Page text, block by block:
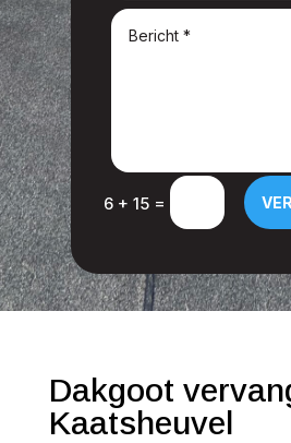
6 + 15 =
Dakgoot
Kaatsheuvel